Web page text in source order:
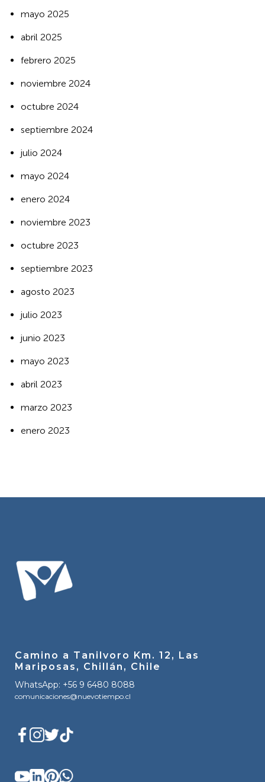
mayo 2025
abril 2025
febrero 2025
noviembre 2024
octubre 2024
septiembre 2024
julio 2024
mayo 2024
enero 2024
noviembre 2023
octubre 2023
septiembre 2023
agosto 2023
julio 2023
junio 2023
mayo 2023
abril 2023
marzo 2023
enero 2023
Camino a Tanilvoro Km. 12, Las
Mariposas, Chillán, Chile
WhatsApp: +56 9 6480 8088
comunicaciones@nuevotiempo.cl